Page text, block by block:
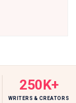
250K+
WRITERS & CREATORS